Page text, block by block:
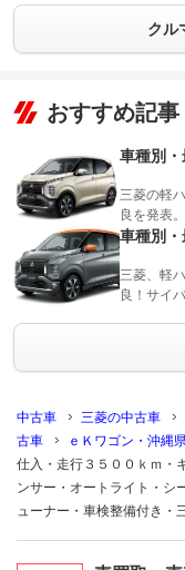
クル
おすすめ記事
車種別
三菱の軽
良を発表
車種別
三菱、軽
良！サイ
中古車 三菱の中古車
古車
ｅＫワゴン・沖縄
仕入・走行３５００ｋｍ・
ンサー・オートライト・シ
ューナー・車検整備付き・